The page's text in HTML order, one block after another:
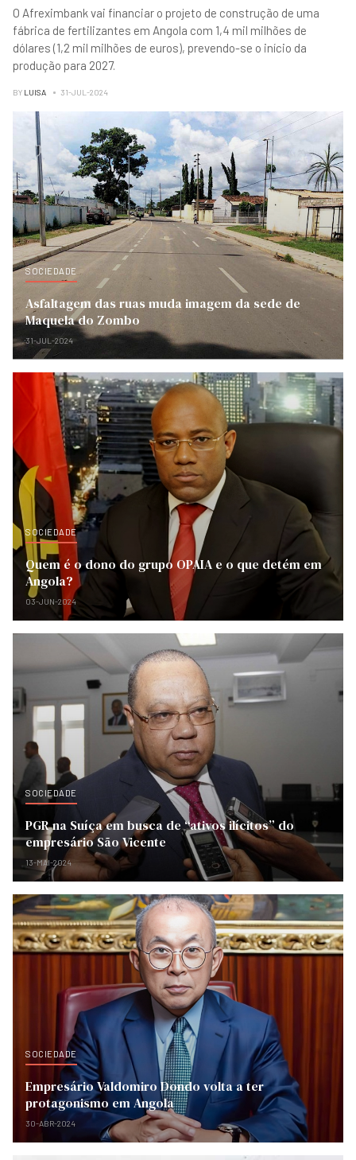
O Afreximbank vai financiar o projeto de construção de uma
fábrica de fertilizantes em Angola com 1,4 mil milhões de
dólares (1,2 mil milhões de euros), prevendo-se o início da
produção para 2027.
BY LUISA 31-JUL-2024
SOCIEDADE
Asfaltagem das ruas muda imagem da sede de
Maquela do Zombo
31-JUL-2024
SOCIEDADE
Quem é o dono do grupo OPAIA e o que detém em
Angola?
03-JUN-2024
SOCIEDADE
PGR na Suíça em busca de “ativos ilícitos” do
empresário São Vicente
13-MAI-2024
SOCIEDADE
Empresário Valdomiro Dondo volta a ter
protagonismo em Angola
30-ABR-2024